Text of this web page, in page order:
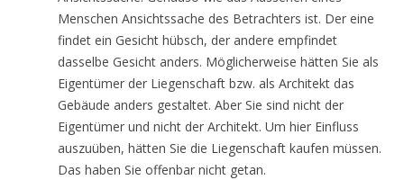
Menschen Ansichtssache des Betrachters ist. Der eine
findet ein Gesicht hübsch, der andere empfindet
dasselbe Gesicht anders. Möglicherweise hätten Sie als
Eigentümer der Liegenschaft bzw. als Architekt das
Gebäude anders gestaltet. Aber Sie sind nicht der
Eigentümer und nicht der Architekt. Um hier Einfluss
auszuüben, hätten Sie die Liegenschaft kaufen müssen.
Das haben Sie offenbar nicht getan.